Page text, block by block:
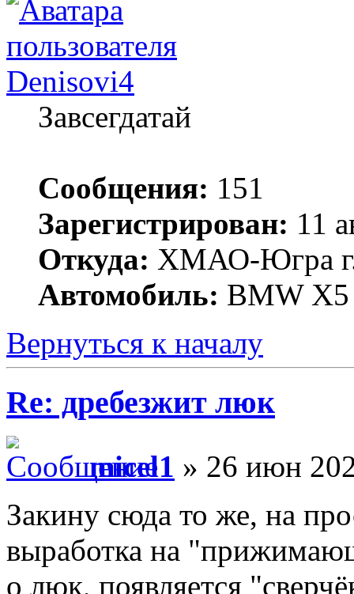
Denisovi4
Завсегдатай
Сообщения: 151
Зарегистрирован: 11
Откуда: ХМАО-Югра
Автомобиль: BMW
Вернуться к началу
Re: дребезжит люк
micel1 » 26 июн
Закину сюда то же, на
выработка на
о люк, появляется